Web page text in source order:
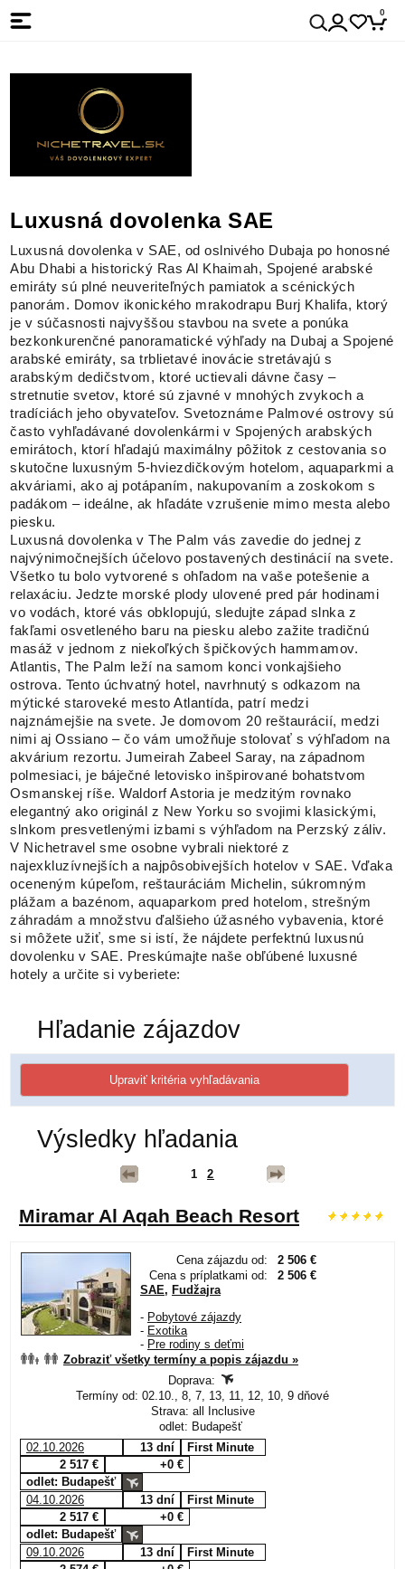
0
Luxusná dovolenka SAE
Luxusná dovolenka v SAE, od oslnivého Dubaja po honosné
Abu Dhabi a historický Ras Al Khaimah, Spojené arabské
emiráty sú plné neuveriteľných pamiatok a scénických
panorám. Domov ikonického mrakodrapu Burj Khalifa, ktorý
je v súčasnosti najvyššou stavbou na svete a ponúka
bezkonkurenčné panoramatické výhľady na Dubaj a Spojené
arabské emiráty, sa trblietavé inovácie stretávajú s
arabským dedičstvom, ktoré uctievali dávne časy –
stretnutie svetov, ktoré sú zjavné v mnohých zvykoch a
tradíciách jeho obyvateľov. Svetoznáme Palmové ostrovy sú
často vyhľadávané dovolenkármi v Spojených arabských
emirátoch, ktorí hľadajú maximálny pôžitok z cestovania so
skutočne luxusným 5-hviezdičkovým hotelom, aquaparkmi a
akváriami, ako aj potápaním, nakupovaním a zoskokom s
padákom – ideálne, ak hľadáte vzrušenie mimo mesta alebo
piesku.
Luxusná dovolenka v The Palm vás zavedie do jednej z
najvýnimočnejších účelovo postavených destinácií na svete.
Všetko tu bolo vytvorené s ohľadom na vaše potešenie a
relaxáciu. Jedzte morské plody ulovené pred pár hodinami
vo vodách, ktoré vás obklopujú, sledujte západ slnka z
fakľami osvetleného baru na piesku alebo zažite tradičnú
masáž v jednom z niekoľkých špičkových hammamov.
Atlantis, The Palm leží na samom konci vonkajšieho
ostrova. Tento úchvatný hotel, navrhnutý s odkazom na
mýtické staroveké mesto Atlantída, patrí medzi
najznámejšie na svete. Je domovom 20 reštaurácií, medzi
nimi aj Ossiano – čo vám umožňuje stolovať s výhľadom na
akvárium rezortu. Jumeirah Zabeel Saray, na západnom
polmesiaci, je báječné letovisko inšpirované bohatstvom
Osmanskej ríše. Waldorf Astoria je medzitým rovnako
elegantný ako originál z New Yorku so svojimi klasickými,
slnkom presvetlenými izbami s výhľadom na Perzský záliv.
V Nichetravel sme osobne vybrali niektoré z
najexkluzívnejších a najpôsobivejších hotelov v SAE. Vďaka
oceneným kúpeľom, reštauráciám Michelin, súkromným
plážam a bazénom, aquaparkom pred hotelom, strešným
záhradám a množstvu ďalšieho úžasného vybavenia, ktoré
si môžete užiť, sme si istí, že nájdete perfektnú luxusnú
dovolenku v SAE. Preskúmajte naše obľúbené luxusné
hotely a určite si vyberiete: